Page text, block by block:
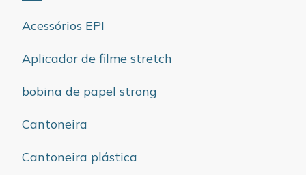
Acessórios EPI
Aplicador de filme stretch
bobina de papel strong
Cantoneira
Cantoneira plástica